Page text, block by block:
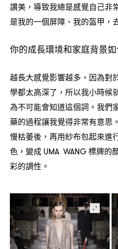
讚美 ， 導致我總是感覺自己非
是我的一個屏障、我的盔甲 ，
你的成長環境和家庭背景
越長大感覺影響越多 ， 因為對
學都太高深了 ， 所以我小時候
為不可能會知道這個詞。我們
藥的過程讓我覺得非常有意思
慢枯萎後 ， 再用紗布包起來進
色 ， 變成 UMA WANG標牌的
彩的調性。